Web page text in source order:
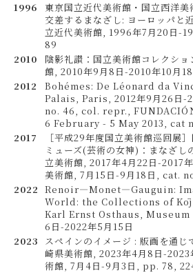
1996
東京国立近代美術館・国立西洋
交差するまなざし: ヨーロッパと
立近代美術館, 1996年7月20日-
89
2010
陰影礼讃：国立美術館コレクシ
館, 2010年9月8日-2010年10月
2012
Bohémes: De Léonard da
Palais, Paris, 2012年9月26日-
no. 46, col. repr., FUNDACIÓ
6 February - 5 May 2013, cat
2017
［平成29年度国立美術館巡回展
ミューズ(芸術の女神)：まなざし
立美術館, 2017年4月22日-2017
美術館, 7月15日-9月18日, cat.
2022 Renoir—Monet—Gauguin:
World: the Collections of
Karl Ernst Osthaus, Museum
6日-2022年5月15日
2023
スペインのイメージ : 版画を通じ
崎県美術館, 2023年4月8日-2023
術館, 7月4日-9月3日, pp. 78,